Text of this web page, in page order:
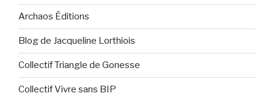
Archaos Éditions
Blog de Jacqueline Lorthiois
Collectif Triangle de Gonesse
Collectif Vivre sans BIP